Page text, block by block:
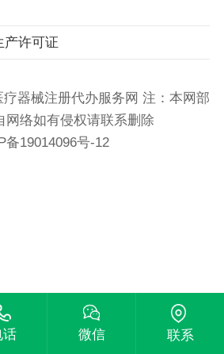
产许可证
器械注册代办服务网 注：本网部
网络如有侵权请联系删除
备19014096号-12
话 微信 联系